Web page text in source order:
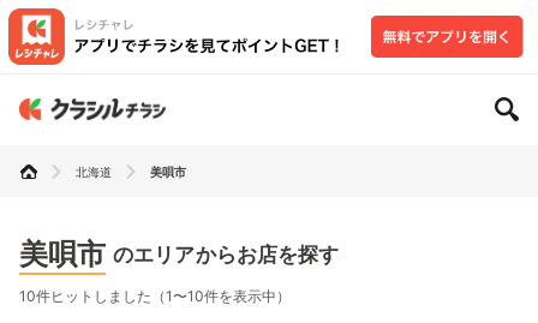
北海道 美唄市
美唄市 のエリアからお店を探す
10件ヒットしました（1〜10件を表示中）